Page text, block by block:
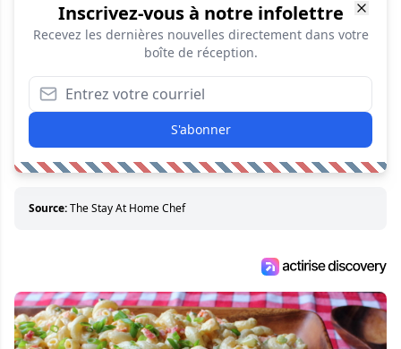
Inscrivez-vous à notre infolettre
Recevez les dernières nouvelles directement dans votre
boîte de réception.
S'abonner
Source:The Stay At Home Chef